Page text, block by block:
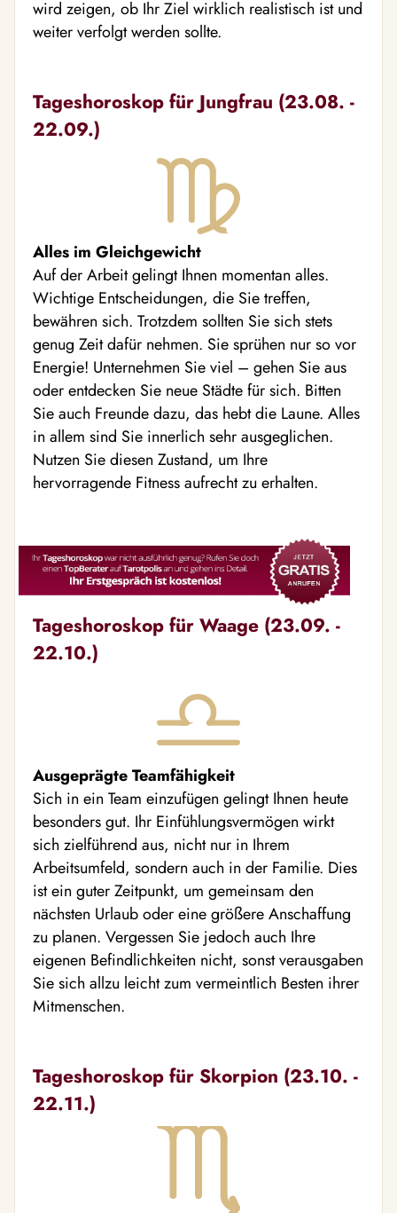
wird zeigen, ob Ihr Ziel wirklich realistisch ist und
weiter verfolgt werden sollte.
Tageshoroskop für Jungfrau (23.08. -
22.09.)
Alles im Gleichgewicht
Auf der Arbeit gelingt Ihnen momentan alles.
Wichtige Entscheidungen, die Sie treffen,
bewähren sich. Trotzdem sollten Sie sich stets
genug Zeit dafür nehmen. Sie sprühen nur so vor
Energie! Unternehmen Sie viel – gehen Sie aus
oder entdecken Sie neue Städte für sich. Bitten
Sie auch Freunde dazu, das hebt die Laune. Alles
in allem sind Sie innerlich sehr ausgeglichen.
Nutzen Sie diesen Zustand, um Ihre
hervorragende Fitness aufrecht zu erhalten.
Tageshoroskop für Waage (23.09. -
22.10.)
Ausgeprägte Teamfähigkeit
Sich in ein Team einzufügen gelingt Ihnen heute
besonders gut. Ihr Einfühlungsvermögen wirkt
sich zielführend aus, nicht nur in Ihrem
Arbeitsumfeld, sondern auch in der Familie. Dies
ist ein guter Zeitpunkt, um gemeinsam den
nächsten Urlaub oder eine größere Anschaffung
zu planen. Vergessen Sie jedoch auch Ihre
eigenen Befindlichkeiten nicht, sonst verausgaben
Sie sich allzu leicht zum vermeintlich Besten ihrer
Mitmenschen.
Tageshoroskop für Skorpion (23.10. -
22.11.)